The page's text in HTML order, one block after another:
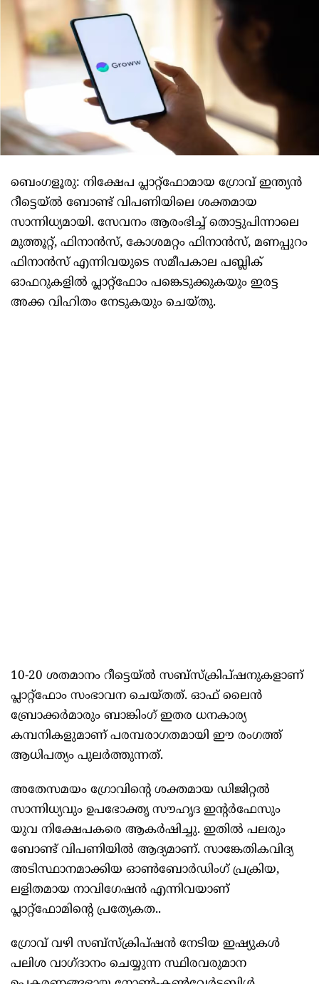
ബെംഗളൂരു: നിക്ഷേപ പ്ലാറ്റ്‌ഫോമായ ഗ്രോവ് ഇന്ത്യന്‍
റീട്ടെയ്ല്‍ ബോണ്ട് വിപണിയിലെ ശക്തമായ
സാന്നിധ്യമായി. സേവനം ആരംഭിച്ച് തൊട്ടുപിന്നാലെ
മുത്തൂറ്റ്, ഫിനാന്‍സ്, കോശമറ്റം ഫിനാന്‍സ്, മണപ്പുറം
ഫിനാന്‍സ് എന്നിവയുടെ സമീപകാല പബ്ലിക്
ഓഫറുകളില്‍ പ്ലാറ്റ്‌ഫോം പങ്കെടുക്കുകയും ഇരട്ട
അക്ക വിഹിതം നേടുകയും ചെയ്തു.
10-20 ശതമാനം റീട്ടെയ്ല്‍ സബ്‌സ്‌ക്രിപ്ഷനുകളാണ്
പ്ലാറ്റ്‌ഫോം സംഭാവന ചെയ്തത്. ഓഫ് ലൈന്‍
ബ്രോക്കര്‍മാരും ബാങ്കിംഗ് ഇതര ധനകാര്യ
കമ്പനികളുമാണ് പരമ്പരാഗതമായി ഈ രംഗത്ത്
ആധിപത്യം പുലര്‍ത്തുന്നത്.
അതേസമയം ഗ്രോവിന്റെ ശക്തമായ ഡിജിറ്റല്‍
സാന്നിധ്യവും ഉപഭോക്തൃ സൗഹൃദ ഇന്റര്‍ഫേസും
യുവ നിക്ഷേപകരെ ആകര്‍ഷിച്ചു. ഇതില്‍ പലരും
ബോണ്ട് വിപണിയില്‍ ആദ്യമാണ്. സാങ്കേതികവിദ്യ
അടിസ്ഥാനമാക്കിയ ഓണ്‍ബോര്‍ഡിംഗ് പ്രക്രിയ,
ലളിതമായ നാവിഗേഷന്‍ എന്നിവയാണ്
പ്ലാറ്റ്‌ഫോമിന്റെ പ്രത്യേകത..
ഗ്രോവ് വഴി സബ്‌സ്‌ക്രിപ്ഷന്‍ നേടിയ ഇഷ്യുകള്‍
പലിശ വാഗ്ദാനം ചെയ്യുന്ന സ്ഥിരവരുമാന